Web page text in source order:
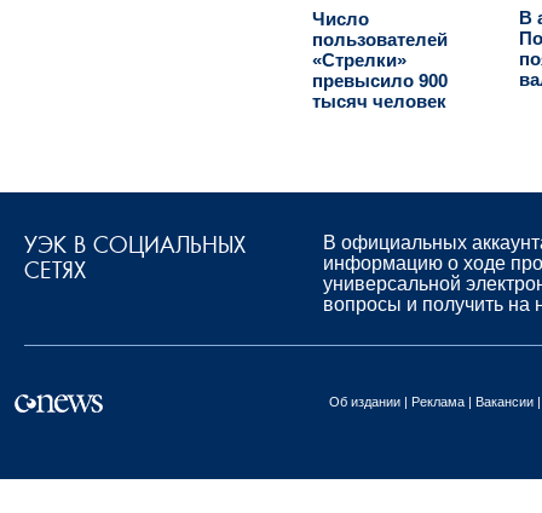
Число
пользователей
«Стрелки»
превысило 900
тысяч человек
В
В официальных
информацию о ходе
универсальной
вопросы и получить на
УЭК В СОЦИАЛЬНЫХ
СЕТЯХ
Об издании Реклама Вакансии